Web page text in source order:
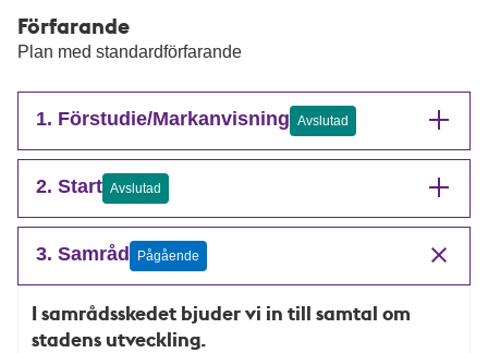
Förfarande
Plan med standardförfarande
1. Förstudie/Markanvisning Avslutad
2. Start Avslutad
3. Samråd Pågående
I samrådsskedet bjuder vi in till samtal om
stadens utveckling.